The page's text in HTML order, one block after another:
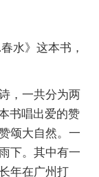
水》这本书，
，一共分为两
书唱出爱的赞
颂大自然。一
下。其中有一
年在广州打